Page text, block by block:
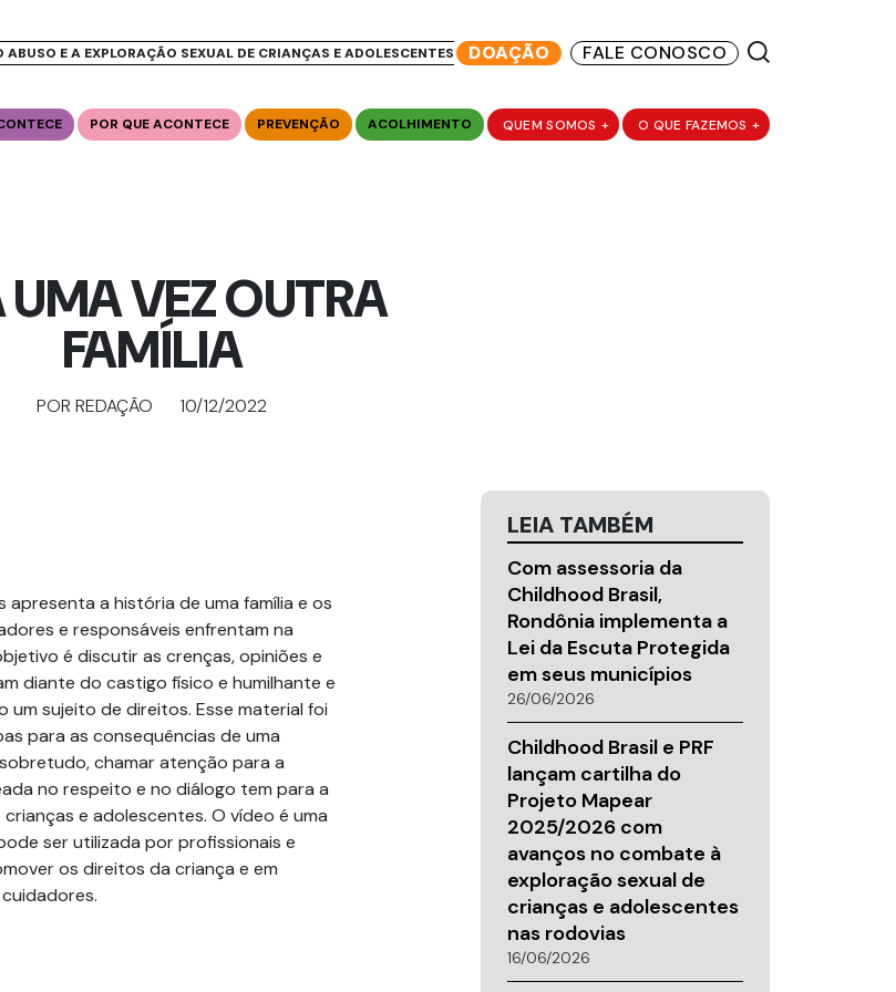
E A EXPLORAÇÃO SEXUAL DE CRIANÇAS E ADOLESCENTES DOAÇÃO FALE CONOSCO
POR QUE ACONTECE PREVENÇÃO ACOLHIMENTO QUEM SOMOS + O QUE FAZEMOS +
UMA VEZ OUTRA
FAMÍLIA
POR REDAÇÃO 10/12/2022
apresenta a história de uma família e os
e responsáveis enfrentam na
é discutir as crenças, opiniões e
diante do castigo físico e humilhante e
um sujeito de direitos. Esse material foi
para as consequências de uma
chamar atenção para a
no respeito e no diálogo tem para a
e adolescentes. O vídeo é uma
ser utilizada por profissionais e
os direitos da criança e em
LEIA TAMBÉM
Com assessoria da
Childhood Brasil,
Rondônia implementa a
Lei da Escuta Protegida
em seus municípios
26/06/2026
Childhood Brasil e PRF
lançam cartilha do
Projeto Mapear
2025/2026 com
avanços no combate à
exploração sexual de
crianças e adolescentes
nas rodovias
16/06/2026